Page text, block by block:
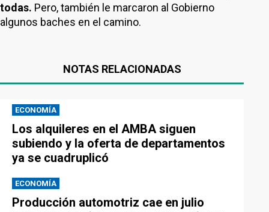
todas. Pero, también le marcaron al Gobierno
algunos baches en el camino.
NOTAS RELACIONADAS
ECONOMÍA
Los alquileres en el AMBA siguen
subiendo y la oferta de departamentos
ya se cuadruplicó
ECONOMÍA
Producción automotriz cae en julio